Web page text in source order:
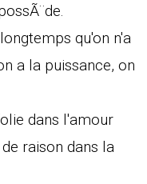
qu'on n'a
a la puissance, on
dans l'amour
raison dans la